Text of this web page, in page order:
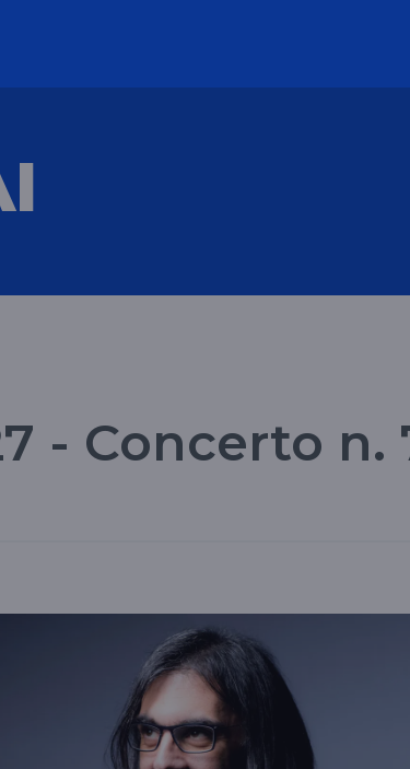
- Concerto n.